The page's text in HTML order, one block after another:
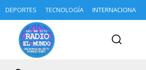
DEPORTES TECNOLOGÍA INTERNACIONAL